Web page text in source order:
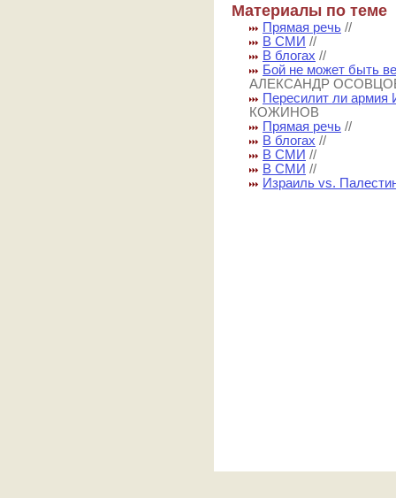
Материалы по теме
Прямая речь //
В СМИ //
В блогах //
Бой не может быть
АЛЕКСАНДР
Пересилит ли армия
КОЖИНОВ
Прямая речь //
В блогах //
В СМИ //
В СМИ //
Израиль vs.